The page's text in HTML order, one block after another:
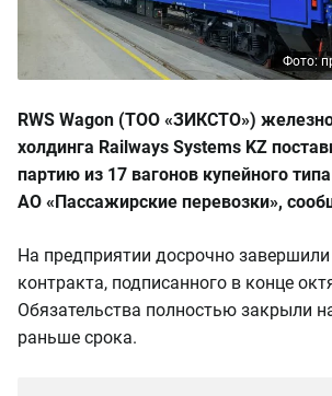
Фото:
RWS Wagon (ТОО «ЗИКСТО»)
холдинга Railways Systems KZ
партию из 17 вагонов купейного
АО «Пассажирские перевозки»,
На предприятии досрочно
контракта, подписанного в конце
Обязательства полностью закрыли
раньше срока.